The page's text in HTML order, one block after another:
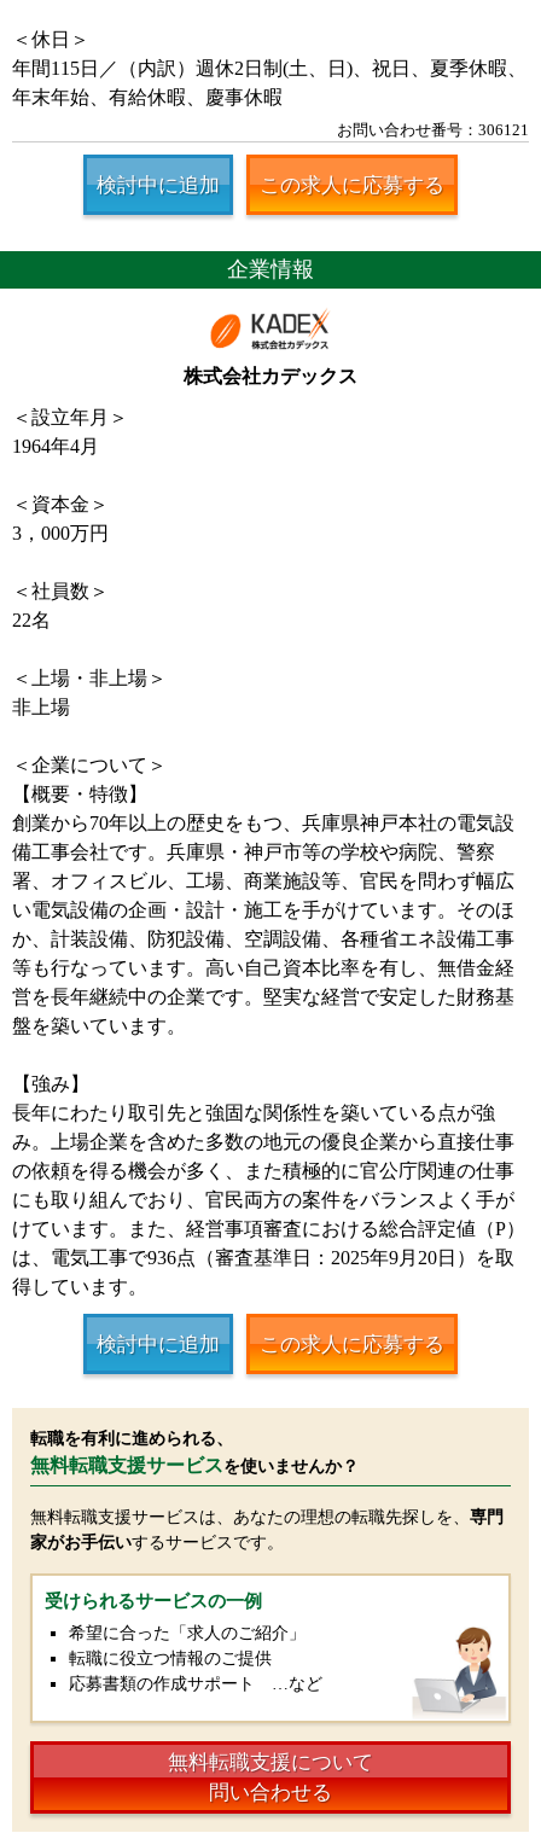
＜休日＞
年間115日／（内訳）週休2日制(土、日)、祝日、夏季休暇、
年末年始、有給休暇、慶事休暇
お問い合わせ番号：306121
検討中に追加 この求人に応募する
企業情報
株式会社カデックス
＜設立年月＞
1964年4月
＜資本金＞
3，000万円
＜社員数＞
22名
＜上場・非上場＞
非上場
＜企業について＞
【概要・特徴】
創業から70年以上の歴史をもつ、兵庫県神戸本社の電気設
備工事会社です。兵庫県・神戸市等の学校や病院、警察
署、オフィスビル、工場、商業施設等、官民を問わず幅広
い電気設備の企画・設計・施工を手がけています。そのほ
か、計装設備、防犯設備、空調設備、各種省エネ設備工事
等も行なっています。高い自己資本比率を有し、無借金経
営を長年継続中の企業です。堅実な経営で安定した財務基
盤を築いています。
【強み】
長年にわたり取引先と強固な関係性を築いている点が強
み。上場企業を含めた多数の地元の優良企業から直接仕事
の依頼を得る機会が多く、また積極的に官公庁関連の仕事
にも取り組んでおり、官民両方の案件をバランスよく手が
けています。また、経営事項審査における総合評定値（P）
は、電気工事で936点（審査基準日：2025年9月20日）を取
得しています。
検討中に追加 この求人に応募する
転職を有利に進められる、
無料転職支援サービスを使いませんか？
無料転職支援サービスは、あなたの理想の転職先探しを、 専門
家がお手伝いするサービスです。
受けられるサービスの一例
希望に合った「求人のご紹介」
転職に役立つ情報のご提供
応募書類の作成サポート …など
無料転職支援について
問い合わせる